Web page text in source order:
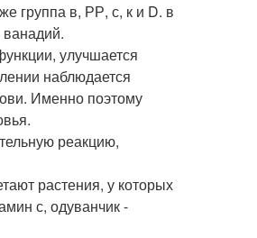
группа в, РР, с, к и D. в
улучшается
наблюдается
Именно поэтому
реакцию,
растения, у которых
с, одуванчик -